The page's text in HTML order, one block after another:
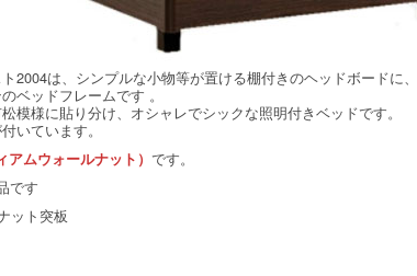
2004は、シンプルな小物等が置ける棚付きのヘッドボードに、
ベッドフレームです 。
模様に貼り分け、オシャレでシックな照明付きベッドです。
いています。
ムウォールナット） です。
です
ット突板